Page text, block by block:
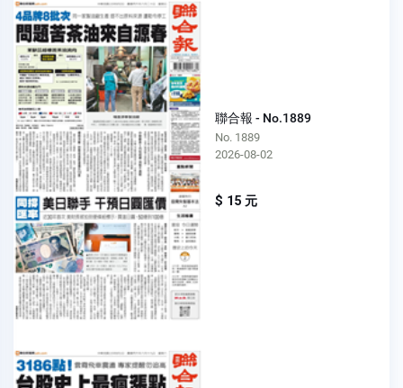
聯合報 - No.1889
No. 1889
2026-08-02
$ 15 元